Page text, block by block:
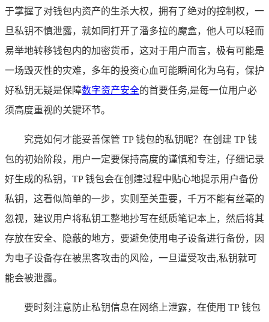
于掌握了对钱包内资产的生杀大权，拥有了绝对的控制权，一
旦私钥不慎泄露，就如同打开了潘多拉的魔盒，他人可以轻而
易举地转移钱包内的加密货币，这对于用户而言，极有可能是
一场毁灭性的灾难，多年的投资心血可能瞬间化为乌有，保护
好私钥无疑是保障数字资产安全的首要任务,是每一位用户必
须高度重视的关键环节。
究竟如何才能妥善保管 TP 钱包的私钥呢？在创建 TP 钱
包的初始阶段，用户一定要保持高度的谨慎和专注，仔细记录
好生成的私钥，TP 钱包会在创建过程中贴心地提示用户备份
私钥，这看似简单的一步，实则至关重要，千万不能有丝毫的
忽视，建议用户将私钥工整地抄写在纸质笔记本上，然后将其
存放在安全、隐蔽的地方，要避免使用电子设备进行备份，因
为电子设备存在被黑客攻击的风险，一旦遭受攻击,私钥就可
能会被泄露。
要时刻注意防止私钥信息在网络上泄露，在使用 TP 钱包